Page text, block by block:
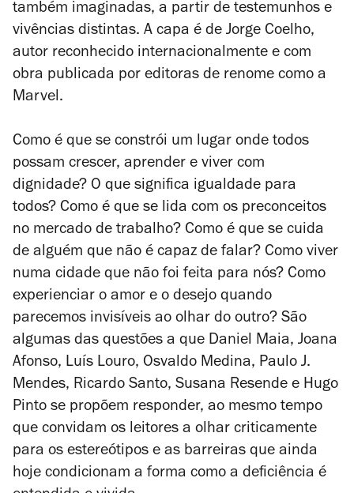
também imaginadas, a partir de testemunhos e
vivências distintas. A capa é de Jorge Coelho,
autor reconhecido internacionalmente e com
obra publicada por editoras de renome como a
Marvel.
Como é que se constrói um lugar onde todos
possam crescer, aprender e viver com
dignidade? O que significa igualdade para
todos? Como é que se lida com os preconceitos
no mercado de trabalho? Como é que se cuida
de alguém que não é capaz de falar? Como viver
numa cidade que não foi feita para nós? Como
experienciar o amor e o desejo quando
parecemos invisíveis ao olhar do outro? São
algumas das questões a que Daniel Maia, Joana
Afonso, Luís Louro, Osvaldo Medina, Paulo J.
Mendes, Ricardo Santo, Susana Resende e Hugo
Pinto se propõem responder, ao mesmo tempo
que convidam os leitores a olhar criticamente
para os estereótipos e as barreiras que ainda
hoje condicionam a forma como a deficiência é